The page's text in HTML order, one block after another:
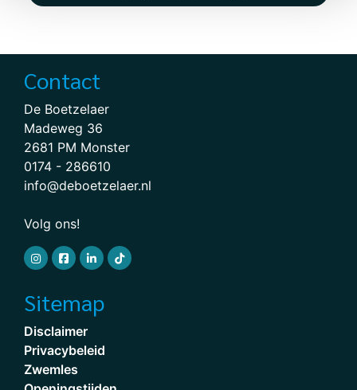
Contact
De Boetzelaer
Madeweg 36
2681 PM Monster
0174 - 286610
info@deboetzelaer.nl
Volg ons!
Sitemap
Disclaimer
Privacybeleid
Zwemles